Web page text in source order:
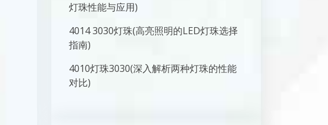
灯珠性能与应用)
4014 3030灯珠(高亮照明的LED灯珠选择
指南)
4010灯珠3030(深入解析两种灯珠的性能
对比)